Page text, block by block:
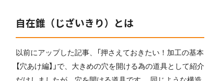
自在錐（じざいきり）とは
以前にアップした記事、「押さえておきたい！加工の基本
【穴あけ編】」で、大きめの穴を開ける為の道具として紹介